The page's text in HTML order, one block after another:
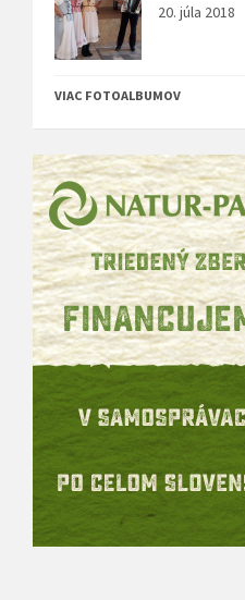
20. júla 2018
VIAC FOTOALBUMOV